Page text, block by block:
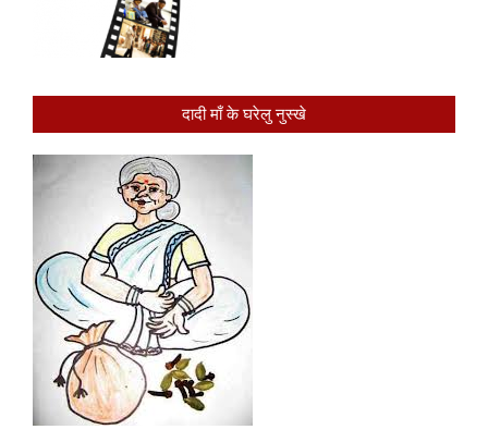
दादी माँ के घरेलु नुस्खे